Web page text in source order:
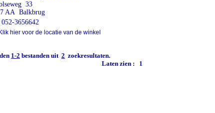
33
AA Balkbrug
052-3656642
hier voor de locatie van de winkel
1-2 bestanden uit 2 zoekresultaten.
Laten zien :
1